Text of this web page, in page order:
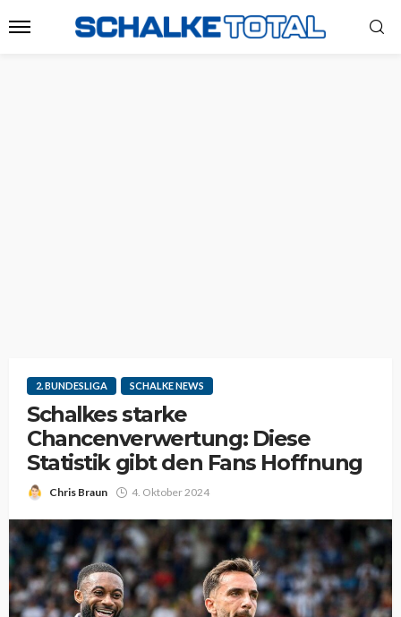
2. BUNDESLIGA SCHALKE NEWS
Schalkes starke
Chancenverwertung: Diese
Statistik gibt den Fans Hoffnung
Chris Braun 4. Oktober 2024